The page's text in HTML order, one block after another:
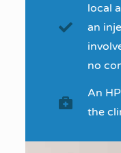
local
an
no
An
the